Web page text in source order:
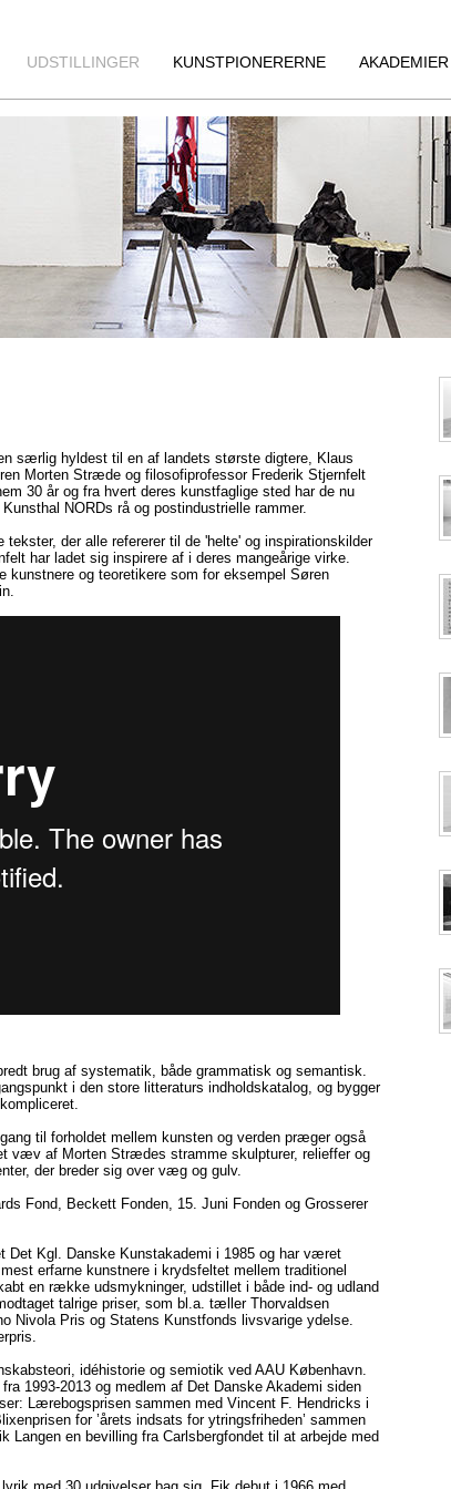
UDSTILLINGER KUNSTPIONERERNE AKADEMIER
særlig hyldest til en af landets største digtere, Klaus
Morten Stræde og filosofiprofessor Frederik Stjernfelt
30 år og fra hvert deres kunstfaglige sted har de nu
NORDs rå og postindustrielle rammer.
der alle refererer til de 'helte' og inspirationskilder
har ladet sig inspirere af i deres mangeårige virke.
og teoretikere som for eksempel Søren
brug af systematik, både grammatisk og semantisk.
i den store litteraturs indholdskatalog, og bygger
til forholdet mellem kunsten og verden præger også
væv af Morten Strædes stramme skulpturer, relieffer og
der breder sig over væg og gulv.
Fond, Beckett Fonden, 15. Juni Fonden og Grosserer
Det Kgl. Danske Kunstakademi i 1985 og har været
erfarne kunstnere i krydsfeltet mellem traditionel
en række udsmykninger, udstillet i både ind- og udland
talrige priser, som bl.a. tæller Thorvaldsen
Nivola Pris og Statens Kunstfonds livsvarige ydelse.
idéhistorie og semiotik ved AAU København.
1993-2013 og medlem af Det Danske Akademi siden
Lærebogsprisen sammen med Vincent F. Hendricks i
for ’årets indsats for ytringsfriheden’ sammen
Langen en bevilling fra Carlsbergfondet til at arbejde med